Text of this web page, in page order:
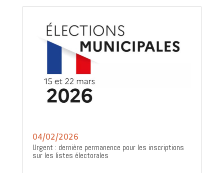
04/02/2026
Urgent : dernière permanence pour les inscriptions
sur les listes électorales